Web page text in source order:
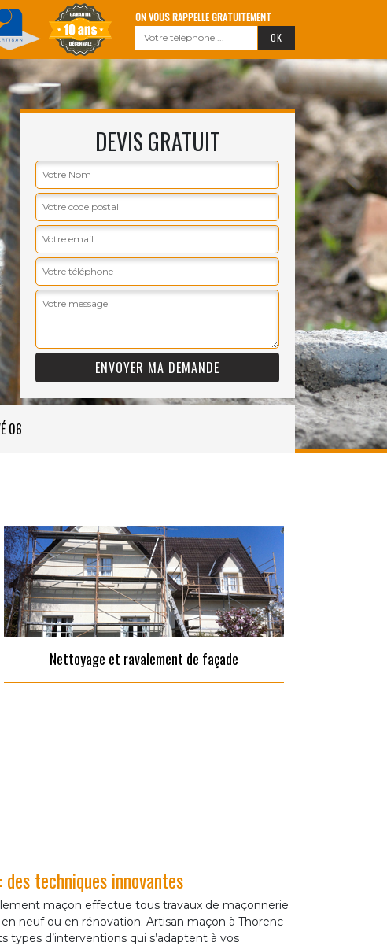
ON VOUS RAPPELLE GRATUITEMENT
DEVIS GRATUIT
06
Nettoyage et ravalement de façade
techniques innovantes
maçon effectue tous travaux de maçonnerie
neuf ou en rénovation. Artisan maçon à Thorenc
types d’interventions qui s’adaptent à vos